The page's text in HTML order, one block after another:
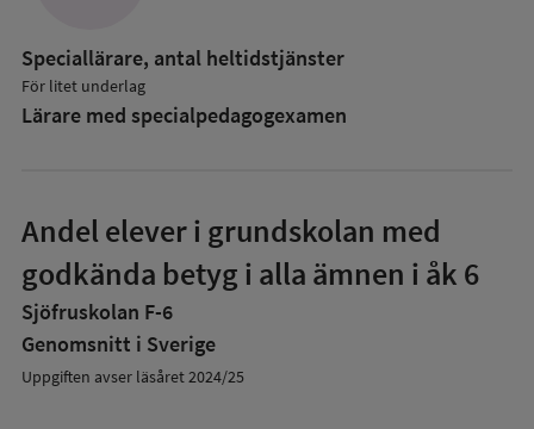
Speciallärare, antal heltidstjänster
För litet underlag
Lärare med specialpedagog­examen
Andel elever i grundskolan med
godkända betyg i alla ämnen i åk 6
Sjöfruskolan F-6
Genomsnitt i Sverige
Uppgiften avser läsåret 2024/25